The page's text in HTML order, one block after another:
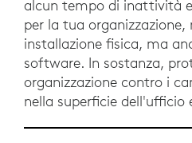
alcun tempo di inattività
per la tua
installazione fisica, ma
software. In sostanza,
organizzazione contro i
nella superficie dell'ufficio